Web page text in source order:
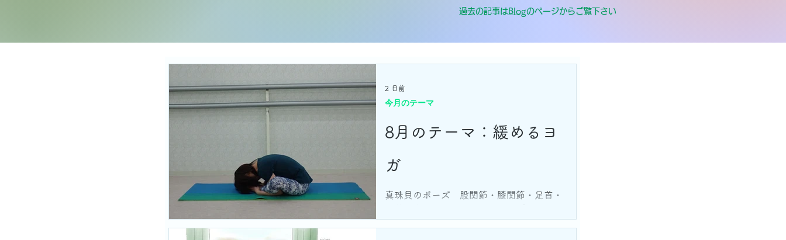
過去の記事は Blogのページからご覧下さい
8月のテーマ：緩めるヨ
ガ
真珠貝のポーズ 股関節・膝関節・足首・
今月のテーマ
2 日前